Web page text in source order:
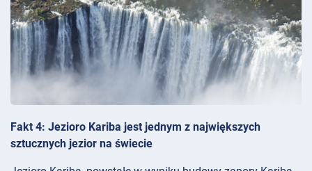
Fakt 4: Jezioro Kariba jest jednym z największych
sztucznych jezior na świecie